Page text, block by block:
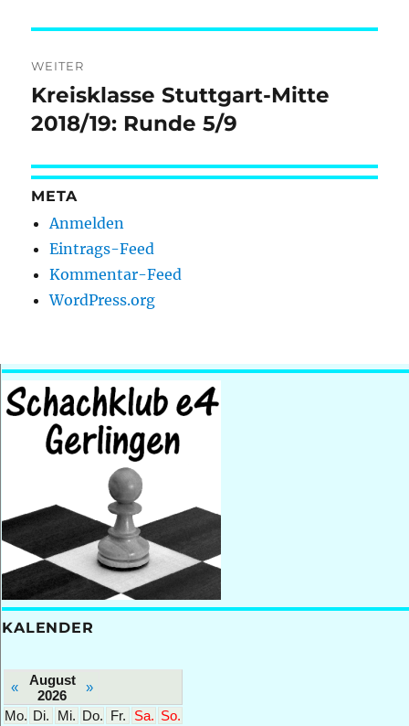
WEITER
Nächster
Beitrag:
Kreisklasse Stuttgart-Mitte
2018/19: Runde 5/9
META
Anmelden
Eintrags-Feed
Kommentar-Feed
WordPress.org
KALENDER
«
August
2026
»
Mo. Di. Mi. Do. Fr. Sa. So.